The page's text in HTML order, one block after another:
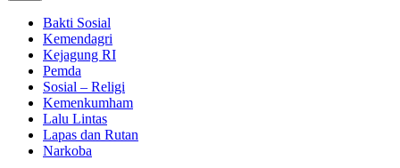
Bakti Sosial
Kemendagri
Kejagung RI
Pemda
Sosial – Religi
Kemenkumham
Lalu Lintas
Lapas dan Rutan
Narkoba